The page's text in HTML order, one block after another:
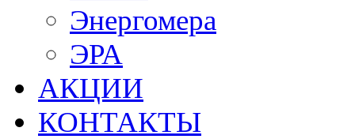
Энергомера
ЭРА
АКЦИИ
КОНТАКТЫ